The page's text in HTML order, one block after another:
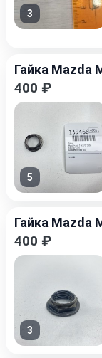
3
Гайка Mazda
400 ₽
5
Гайка Mazda
400 ₽
3